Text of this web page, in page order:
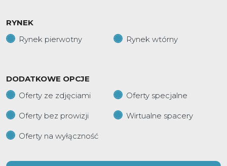
RYNEK
Rynek pierwotny
Rynek wtórny
DODATKOWE OPCJE
Oferty ze zdjęciami
Oferty specjalne
Oferty bez prowizji Wirtualne spacery
Oferty na wyłączność